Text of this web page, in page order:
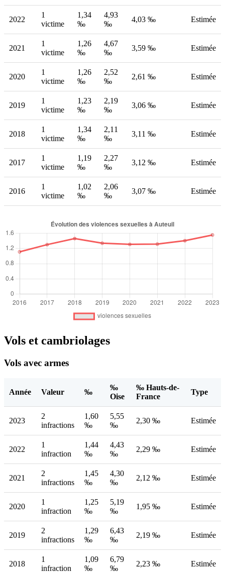
2022
1
victime
1,34
‰
4,93
‰
4,03 ‰ Estimée
2021
1
victime
1,26
‰
4,67
‰
3,59 ‰ Estimée
2020
1
victime
1,26
‰
2,52
‰
2,61 ‰ Estimée
2019
1
victime
1,23
‰
2,19
‰
3,06 ‰ Estimée
2018
1
victime
1,34
‰
2,11
‰
3,11 ‰ Estimée
2017
1
victime
1,19
‰
2,27
‰
3,12 ‰ Estimée
2016
1
victime
1,02
‰
2,06
‰
3,07 ‰ Estimée
Vols et cambriolages
Vols avec armes
Année Valeur ‰
‰
Oise
‰ Hauts-de-
France
Type
2023
2
infractions
1,60
‰
5,55
‰
2,30 ‰ Estimée
2022
1
infraction
1,44
‰
4,43
‰
2,29 ‰ Estimée
2021
2
infractions
1,45
‰
4,30
‰
2,12 ‰ Estimée
2020
1
infraction
1,25
‰
5,19
‰
1,95 ‰ Estimée
2019
2
infractions
1,29
‰
6,43
‰
2,19 ‰ Estimée
2018
1
infraction
1,09
‰
6,79
‰
2,23 ‰ Estimée